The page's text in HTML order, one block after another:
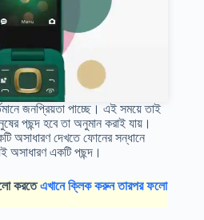
জনপ্রিয়তা পাচ্ছে। এই সময়ে তাই
পছন্দ হবে তা অনুমান করাই যায়।
অসাধারণ দেখতে ফোনের সন্ধানে
একটি পছন্দ।
করতেএখানে ক্লিক করুন তারপর ফলো